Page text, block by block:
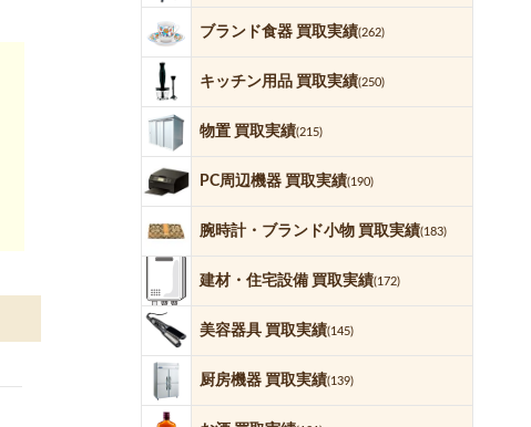
ブランド食器 買取実績(262)
キッチン用品 買取実績(250)
物置 買取実績(215)
PC周辺機器 買取実績(190)
腕時計・ブランド小物 買取実績(183)
建材・住宅設備 買取実績(172)
美容器具 買取実績(145)
厨房機器 買取実績(139)